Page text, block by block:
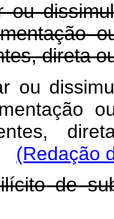
ou
direta
(Redação
de